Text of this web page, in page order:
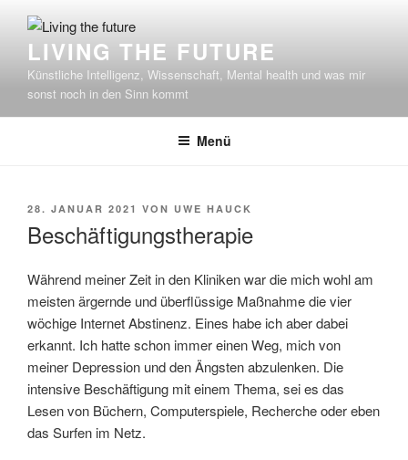
Inhalt
springenLIVING THE FUTURE
Künstliche Intelligenz, Wissenschaft, Mental health und was mir
sonst noch in den Sinn kommt
Menü
VERÖFFENTLICHT
28. JANUAR 2021 VON UWE HAUCK
Beschäftigungstherapie
Während meiner Zeit in den Kliniken war die mich wohl am
meisten ärgernde und überflüssige Maßnahme die vier
wöchige Internet Abstinenz. Eines habe ich aber dabei
erkannt. Ich hatte schon immer einen Weg, mich von
meiner Depression und den Ängsten abzulenken. Die
intensive Beschäftigung mit einem Thema, sei es das
Lesen von Büchern, Computerspiele, Recherche oder eben
das Surfen im Netz.